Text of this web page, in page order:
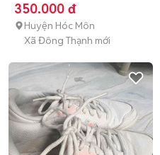
350.000 đ
Huyện Hóc Môn
Xã Đông Thạnh mới